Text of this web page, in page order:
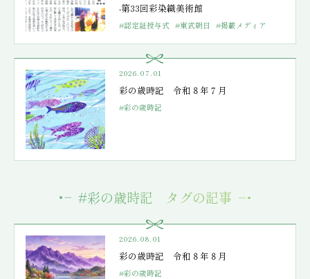
-第33回彩染織美術館
#認定証授与式 #東武朝日 #掲載メディア
2026.07.01
彩の歳時記 令和８年７月
#彩の歳時記
#彩の歳時記 タグの記事
2026.08.01
彩の歳時記 令和８年８月
#彩の歳時記